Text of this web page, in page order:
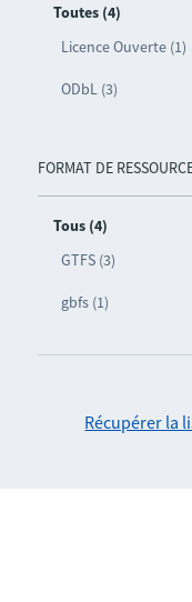
Toutes (4)
Licence Ouverte (1)
ODbL (3)
FORMAT DE
Tous (4)
GTFS (3)
gbfs (1)
Récupérer la